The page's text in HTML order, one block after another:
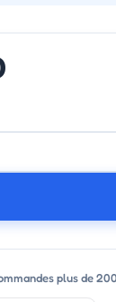
plus de